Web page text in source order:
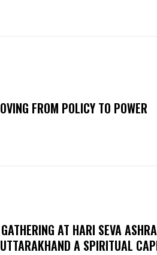
FROM POLICY TO POWER
AT HARI SEVA
A SPIRITUAL